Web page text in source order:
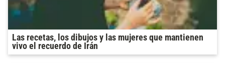
Las recetas, los dibujos y las mujeres que mantienen
vivo el recuerdo de Irán